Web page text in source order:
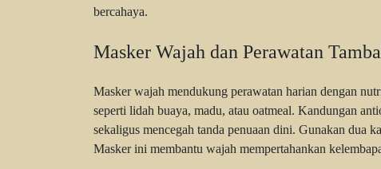
bercahaya.
Masker Wajah dan Perawatan
Masker wajah mendukung perawatan harian dengan
seperti lidah buaya, madu, atau oatmeal. Kandungan
sekaligus mencegah tanda penuaan dini. Gunakan dua
Masker ini membantu wajah mempertahankan